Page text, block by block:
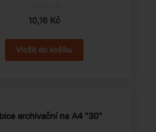
10,16 Kč
archivační na A4 "30"